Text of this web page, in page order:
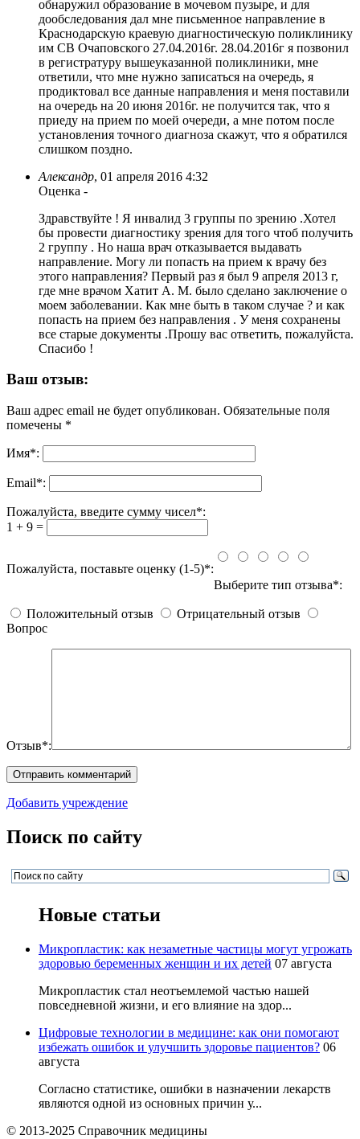
обнаружил образование в мочевом пузыре, и для
дообследования дал мне письменное направление в
Краснодарскую краевую диагностическую поликлинику
им СВ Очаповского 27.04.2016г. 28.04.2016г я позвонил
в регистратуру вышеуказанной поликлиники, мне
ответили, что мне нужно записаться на очередь, я
продиктовал все данные направления и меня поставили
на очередь на 20 июня 2016г. не получится так, что я
приеду на прием по моей очереди, а мне потом после
установления точного диагноза скажут, что я обратился
слишком поздно.
Александр, 01 апреля 2016 4:32
Оценка -
Здравствуйте ! Я инвалид 3 группы по зрению .Хотел
бы провести диагностику зрения для того чтоб получить
2 группу . Но наша врач отказывается выдавать
направление. Могу ли попасть на прием к врачу без
этого направления? Первый раз я был 9 апреля 2013 г,
где мне врачом Хатит А. М. было сделано заключение о
моем заболевании. Как мне быть в таком случае ? и как
попасть на прием без направления . У меня сохранены
все старые документы .Прошу вас ответить, пожалуйста.
Спасибо !
Ваш отзыв:
Ваш адрес email не будет опубликован. Обязательные поля
помечены *
Имя*:
Email*:
Пожалуйста, введите сумму чисел*:
1 + 9 =
Пожалуйста, поставьте оценку (1-5)*:
Выберите тип отзыва*:
Положительный отзыв
Отрицательный отзыв
Вопрос
Отзыв*:
Добавить учреждение
Поиск по сайту
Новые статьи
Микропластик: как незаметные частицы могут угрожать
здоровью беременных женщин и их детей 07 августа
Микропластик стал неотъемлемой частью нашей
повседневной жизни, и его влияние на здор...
Цифровые технологии в медицине: как они помогают
избежать ошибок и улучшить здоровье пациентов? 06
августа
Согласно статистике, ошибки в назначении лекарств
являются одной из основных причин у...
© 2013-2025 Справочник медицины